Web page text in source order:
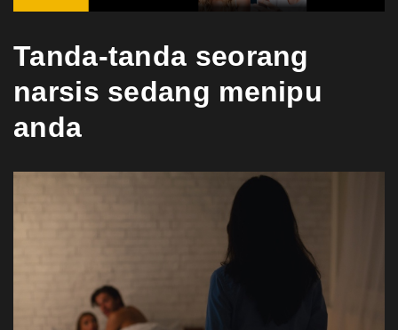
Tanda-tanda seorang
narsis sedang menipu
anda